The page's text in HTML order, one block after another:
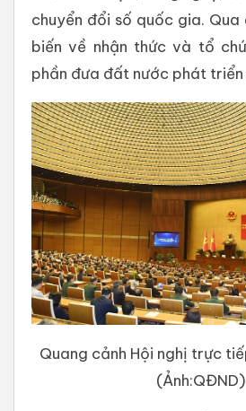
chuyển đổi số quốc gia.
biến về nhận thức và tổ
phần đưa đất nước phát triển
Quang cảnh Hội nghị trực
(Ảnh:QĐND)